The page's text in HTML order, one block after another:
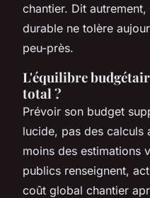
chantier. Dit
durable ne tolère
peu-près.
L'équilibre
total ?
Prévoir son budget
lucide, pas des
moins des estimations
publics renseignent,
coût global chantier